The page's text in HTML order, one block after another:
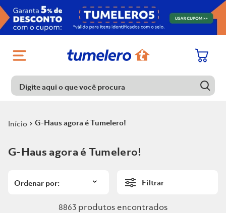
Digite aqui o que você procura
G-Haus agora é Tumelero!
G-Haus agora é Tumelero!
Filtrar
8863 produtos
2º Chuveiro
Piso Ceramico
Termos mais buscados
2º Chuveiro